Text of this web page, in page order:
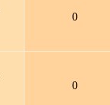
0
0